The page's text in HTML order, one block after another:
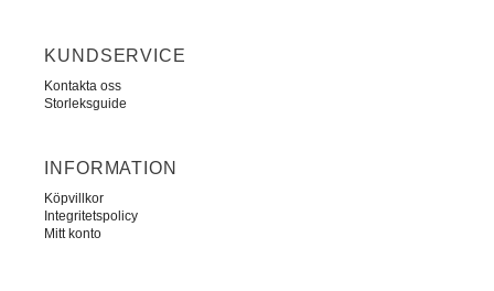
KUNDSERVICE
Kontakta oss
Storleksguide
INFORMATION
Köpvillkor
Integritetspolicy
Mitt konto